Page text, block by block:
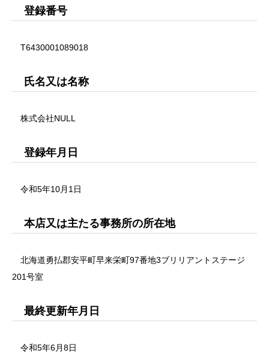
登録番号
T6430001089018
氏名又は名称
株式会社NULL
登録年月日
令和5年10月1日
本店又は主たる事務所の所在地
北海道勇払郡安平町早来栄町97番地3ブリリアントステージ
201号室
最終更新年月日
令和5年6月8日